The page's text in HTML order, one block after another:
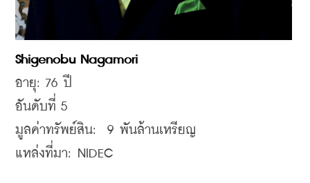
Shigenobu Nagamori
อายุ: 76
อันดับที่ 5
มูลค่าทรัพย์สิน:  9 พันล้านเหรียญ
แหล่งที่มา: NIDEC